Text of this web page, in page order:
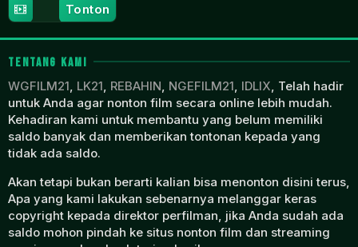
28
Jul
2019
Bruno
Heller
Tonton
TENTANG KAMI
WGFILM21, LK21, REBAHIN, NGEFILM21, IDLIX, Telah hadir
untuk Anda agar nonton film secara online lebih mudah.
Kehadiran kami untuk membantu yang belum memiliki
saldo banyak dan memberikan tontonan kepada yang
tidak ada saldo.
Akan tetapi bukan berarti kalian bisa menonton disini terus,
Apa yang kami lakukan sebenarnya melanggar keras
copyright kepada direktor perfilman, jika Anda sudah ada
saldo mohon pindah ke situs nonton film dan streaming